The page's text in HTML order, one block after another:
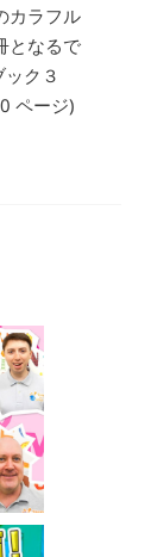
カラフル
となるで
ク３
ページ)